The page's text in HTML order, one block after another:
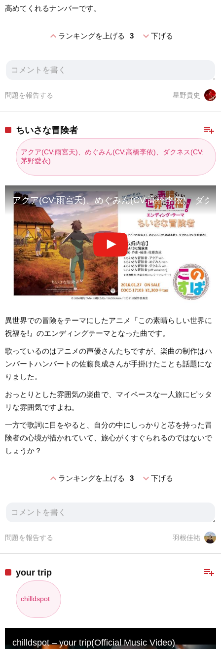
高めてくれるナンバーです。
expand_lessランキングを上げる 3 expand_more下げる
星野貴史
問題を報告する
playlist_add
ちいさな冒険者
アクア(CV:雨宮天)、めぐみん(CV:高橋李依)、ダクネス(CV:
茅野愛衣)
アクア(CV:雨宮天)、めぐみん(CV:高橋李依)、ダク
異世界での冒険をテーマにしたアニメ『この素晴らしい世界に
祝福を!』のエンディングテーマとなった曲です。
歌っているのはアニメの声優さんたちですが、楽曲の制作はハ
ンバートハンバートの佐藤良成さんが手掛けたことも話題にな
りました。
おっとりとした雰囲気の楽曲で、マイペースな一人旅にピッタ
リな雰囲気ですよね。
一方で歌詞に目をやると、自分の中にしっかりと芯を持った冒
険者の心境が描かれていて、旅心がくすぐられるのではないで
しょうか？
expand_lessランキングを上げる 3 expand_more下げる
羽根佳祐
問題を報告する
playlist_add
your trip
chilldspot
chilldspot – your trip(Official Music Video)